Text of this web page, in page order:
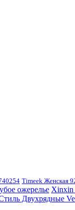
Timeek Женская
ожерелье Xinxin
Двухрядные